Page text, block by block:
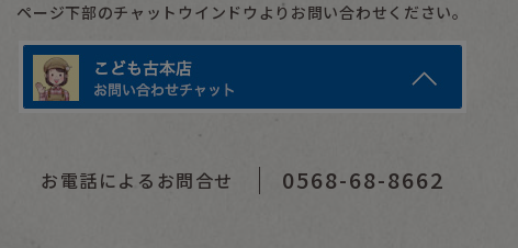
ページ下部のチャットウインドウよりお問い合わせください。
お電話によるお問合せ 0568-68-8662